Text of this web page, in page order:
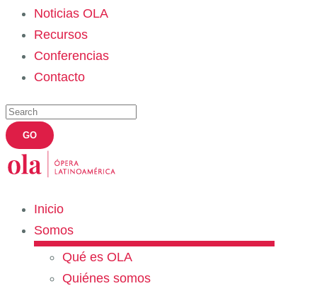
Noticias OLA
Recursos
Conferencias
Contacto
Inicio
Somos
Qué es OLA
Quiénes somos